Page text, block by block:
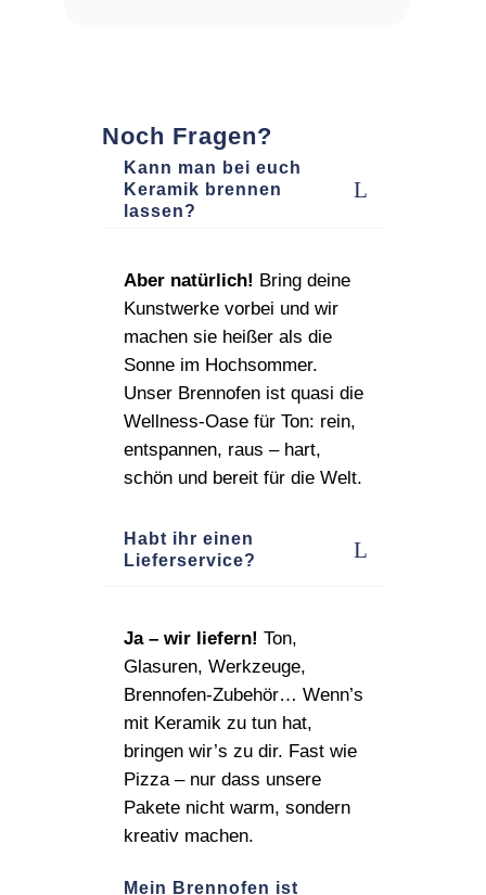
Noch Fragen?
Kann man bei euch
Keramik brennen
lassen?
Aber natürlich! Bring deine
Kunstwerke vorbei und wir
machen sie heißer als die
Sonne im Hochsommer.
Unser Brennofen ist quasi die
Wellness‑Oase für Ton: rein,
entspannen, raus – hart,
schön und bereit für die Welt.
Habt ihr einen
Lieferservice?
Ja – wir liefern! Ton,
Glasuren, Werkzeuge,
Brennofen‑Zubehör… Wenn’s
mit Keramik zu tun hat,
bringen wir’s zu dir. Fast wie
Pizza – nur dass unsere
Pakete nicht warm, sondern
kreativ machen.
Mein Brennofen ist